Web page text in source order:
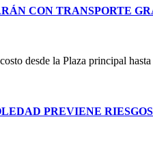
CON TRANSPORTE
desde la Plaza principal
PREVIENE